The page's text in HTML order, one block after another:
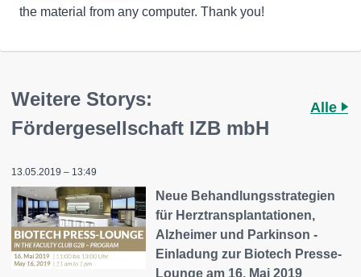
the material from any computer. Thank you!
Weitere Storys:
Fördergesellschaft IZB mbH
Alle
13.05.2019 – 13:49
Neue Behandlungsstrategien
für Herztransplantationen,
Alzheimer und Parkinson -
Einladung zur Biotech Presse-
Lounge am 16. Mai 2019